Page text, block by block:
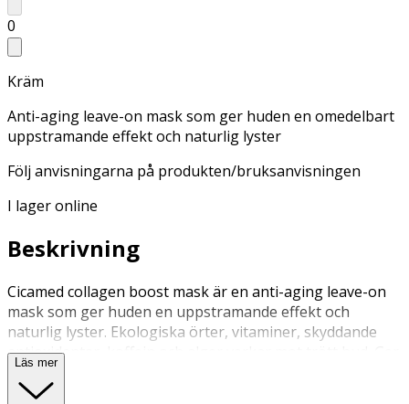
0
Kräm
Anti-aging leave-on mask som ger huden en omedelbart
uppstramande effekt och naturlig lyster
Följ anvisningarna på produkten/bruksanvisningen
I lager online
Beskrivning
Cicamed collagen boost mask är en anti-aging leave-on
mask som ger huden en uppstramande effekt och
naturlig lyster. Ekologiska örter, vitaminer, skyddande
antioxidanter, koffein och alger verkar mot trött hud. Ger
omedelbara och långsiktiga resultat. Huden blir fastare
och får ökad lyster.
Läs mer